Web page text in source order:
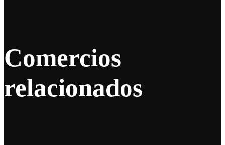
Comercios
relacionados